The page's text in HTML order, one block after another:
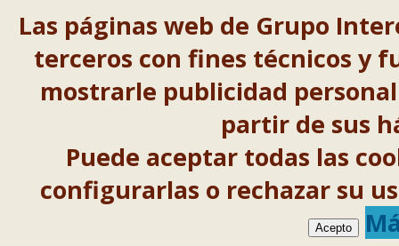
Las páginas web de Grupo
terceros con fines técnicos y
mostrarle publicidad
partir de sus
Puede aceptar todas las
configurarlas o rechazar su
Acepto